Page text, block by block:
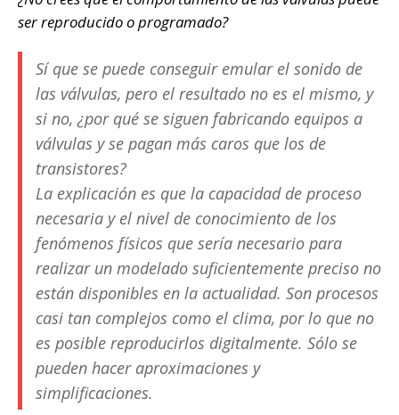
ser reproducido o programado?
Sí que se puede conseguir emular el sonido de
las válvulas, pero el resultado no es el mismo, y
si no, ¿por qué se siguen fabricando equipos a
válvulas y se pagan más caros que los de
transistores?
La explicación es que la capacidad de proceso
necesaria y el nivel de conocimiento de los
fenómenos físicos que sería necesario para
realizar un modelado suficientemente preciso no
están disponibles en la actualidad. Son procesos
casi tan complejos como el clima, por lo que no
es posible reproducirlos digitalmente. Sólo se
pueden hacer aproximaciones y
simplificaciones.